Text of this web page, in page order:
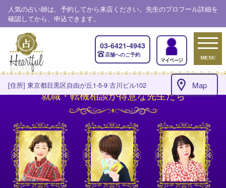
人気の占い師は、予約してから来店ください。先生のプロフール詳細を
確認してから、申込できます。
MENU
[住所] 東京都目黒区自由が丘1-5-9 古川ビル102 Map
03-6421-4943
店舗へのご予約
就職・転機相談が得意な先生たち